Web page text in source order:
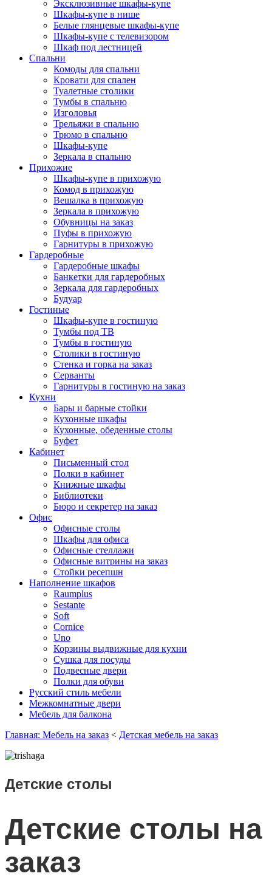
Эксклюзивные шкафы-купе
Шкафы-купе в нише
Белые глянцевые шкафы-купе
Шкафы-купе с телевизором
Шкаф под лестницей
Спальни
Комоды для спальни
Кровати для спален
Туалетные столики
Тумбы в спальню
Изголовья
Трельяжи в спальню
Трюмо в спальню
Шкафы-купе
Зеркала в спальню
Прихожие
Шкафы-купе в прихожую
Комод в прихожую
Вешалка в прихожую
Зеркала в прихожую
Обувницы на заказ
Пуфы в прихожую
Гарнитуры в прихожую
Гардеробные
Гардеробные шкафы
Банкетки для гардеробных
Зеркала для гардеробных
Будуар
Гостиные
Шкафы-купе в гостиную
Тумбы под ТВ
Тумбы в гостиную
Столики в гостиную
Стенка и горка на заказ
Серванты
Гарнитуры в гостиную на заказ
Кухни
Бары и барные стойки
Кухонные шкафы
Кухонные, обеденные столы
Буфет
Кабинет
Письменный стол
Полки в кабинет
Книжные шкафы
Библиотеки
Бюро и секретер на заказ
Офис
Офисные столы
Шкафы для офиса
Офисные стеллажи
Офисные витрины на заказ
Стойки ресепшн
Наполнение шкафов
Raumplus
Sestante
Soft
Cornice
Uno
Корзины выдвижные для кухни
Сушка для посуды
Подвесные двери
Полки для обуви
Русский стиль мебели
Межкомнатные двери
Мебель для балкона
Главная: Мебель на заказ < Детская мебель на заказ
Детские столы
Детские столы на
заказ